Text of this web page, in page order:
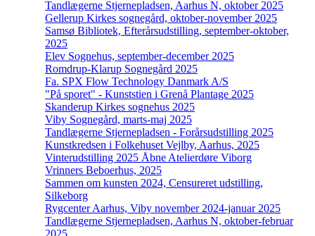
Tandlægerne Stjernepladsen, Aarhus N, oktober 2025
Gellerup Kirkes sognegård, oktober-november 2025
Samsø Bibliotek, Efterårsudstilling, september-oktober,
2025
Elev Sognehus, september-december 2025
Romdrup-Klarup Sognegård 2025
Fa. SPX Flow Technology Danmark A/S
"På sporet" - Kunststien i Grenå Plantage 2025
Skanderup Kirkes sognehus 2025
Viby Sognegård, marts-maj 2025
Tandlægerne Stjernepladsen - Forårsudstilling 2025
Kunstkredsen i Folkehuset Vejlby, Aarhus, 2025
Vinterudstilling 2025 Åbne Atelierdøre Viborg
Vrinners Beboerhus, 2025
Sammen om kunsten 2024, Censureret udstilling,
Silkeborg
Rygcenter Aarhus, Viby november 2024-januar 2025
Tandlægerne Stjernepladsen, Aarhus N, oktober-februar